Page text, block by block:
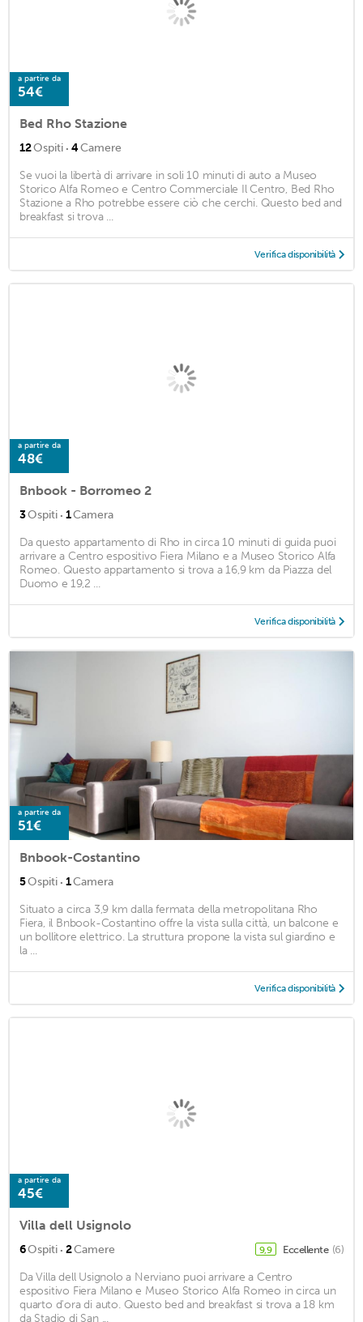
a partire da
54€
Bed Rho Stazione
12Ospiti · 4Camere
Se vuoi la libertà di arrivare in soli 10 minuti di auto a Museo
Storico Alfa Romeo e Centro Commerciale Il Centro, Bed Rho
Stazione a Rho potrebbe essere ciò che cerchi. Questo bed and
breakfast si trova ...
Verifica disponibilità
a partire da
48€
Bnbook - Borromeo 2
3Ospiti · 1Camera
Da questo appartamento di Rho in circa 10 minuti di guida puoi
arrivare a Centro espositivo Fiera Milano e a Museo Storico Alfa
Romeo. Questo appartamento si trova a 16,9 km da Piazza del
Duomo e 19,2 ...
Verifica disponibilità
a partire da
51€
Bnbook-Costantino
5Ospiti · 1Camera
Situato a circa 3,9 km dalla fermata della metropolitana Rho
Fiera, il Bnbook-Costantino offre la vista sulla città, un balcone e
un bollitore elettrico. La struttura propone la vista sul giardino e
la ...
Verifica disponibilità
a partire da
45€
Villa dell Usignolo
6Ospiti · 2Camere 9,9 Eccellente (6)
Da Villa dell Usignolo a Nerviano puoi arrivare a Centro
espositivo Fiera Milano e Museo Storico Alfa Romeo in circa un
quarto d'ora di auto. Questo bed and breakfast si trova a 18 km
da Stadio di San ...